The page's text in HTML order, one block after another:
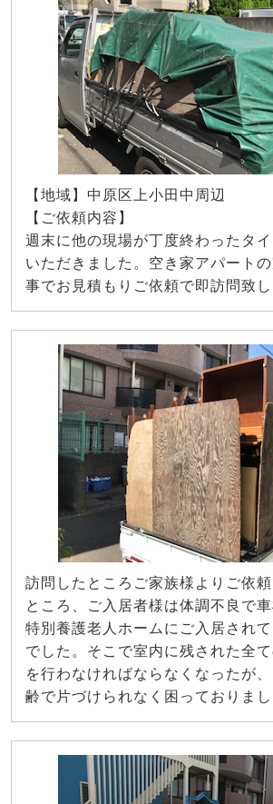
【地域】中原区上小田中周辺
【ご依頼内容】
週末に他の現場が丁度終わったタ
いただきました。空き家アパート
事でお見積もりご依頼で即訪問致し
訪問したところご家族様よりご依
ところ、ご入居者様は体調不良で
特別養護老人ホームにご入居され
でした。そこで室内に残された全
を行わなければならなくなったが
齢で片づけられなく困っておりまし